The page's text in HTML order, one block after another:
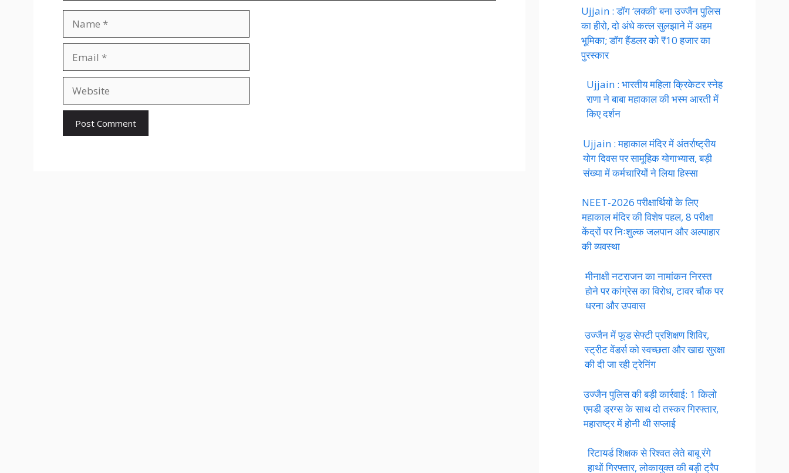
Ujjain : डॉग ‘लक्की’ बना उज्जैन पुलिस
का हीरो, दो अंधे कत्ल सुलझाने में अहम
भूमिका; डॉग हैंडलर को ₹10 हजार का
पुरस्कार
Ujjain : भारतीय महिला क्रिकेटर स्नेह
राणा ने बाबा महाकाल की भस्म आरती में
किए दर्शन
Ujjain : महाकाल मंदिर में अंतर्राष्ट्रीय
योग दिवस पर सामूहिक योगाभ्यास, बड़ी
संख्या में कर्मचारियों ने लिया हिस्सा
NEET-2026 परीक्षार्थियों के लिए
महाकाल मंदिर की विशेष पहल, 8 परीक्षा
केंद्रों पर निःशुल्क जलपान और अल्पाहार
की व्यवस्था
मीनाक्षी नटराजन का नामांकन निरस्त
होने पर कांग्रेस का विरोध, टावर चौक पर
धरना और उपवास
उज्जैन में फूड सेफ्टी प्रशिक्षण शिविर,
स्ट्रीट वेंडर्स को स्वच्छता और खाद्य सुरक्षा
की दी जा रही ट्रेनिंग
उज्जैन पुलिस की बड़ी कार्रवाई: 1 किलो
एमडी ड्रग्स के साथ दो तस्कर गिरफ्तार,
महाराष्ट्र में होनी थी सप्लाई
रिटायर्ड शिक्षक से रिश्वत लेते बाबू रंगे
हाथों गिरफ्तार, लोकायुक्त की बड़ी ट्रैप